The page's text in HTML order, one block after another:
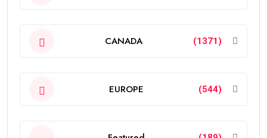
CANADA (1371)
EUROPE (544)